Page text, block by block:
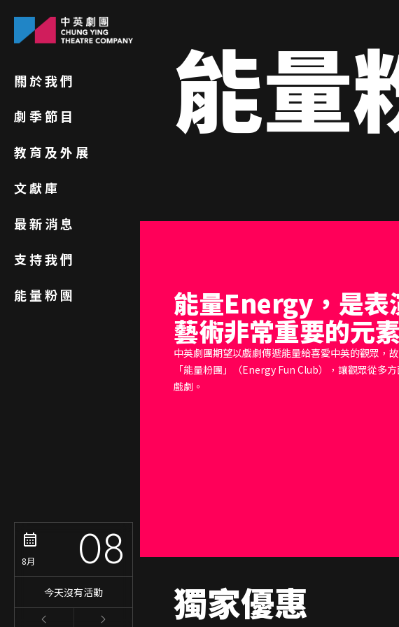
關於我們
劇季節目
教育及外展
文獻庫
最新消息
支持我們
能量粉團
8月 08
今天沒有活動
能量
能量Energy，是表
藝術非常重要的元素
中英劇團期望以戲劇傳遞能量給喜愛中英的觀眾，
「能量粉團」（Energy Fun Club），讓觀眾從多
戲劇。
獨家優惠